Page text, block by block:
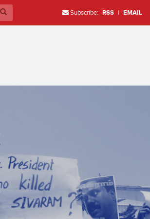
Subscribe: RSS | EMAIL